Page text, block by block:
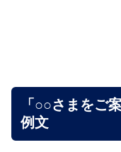
「○○さまをご
例文